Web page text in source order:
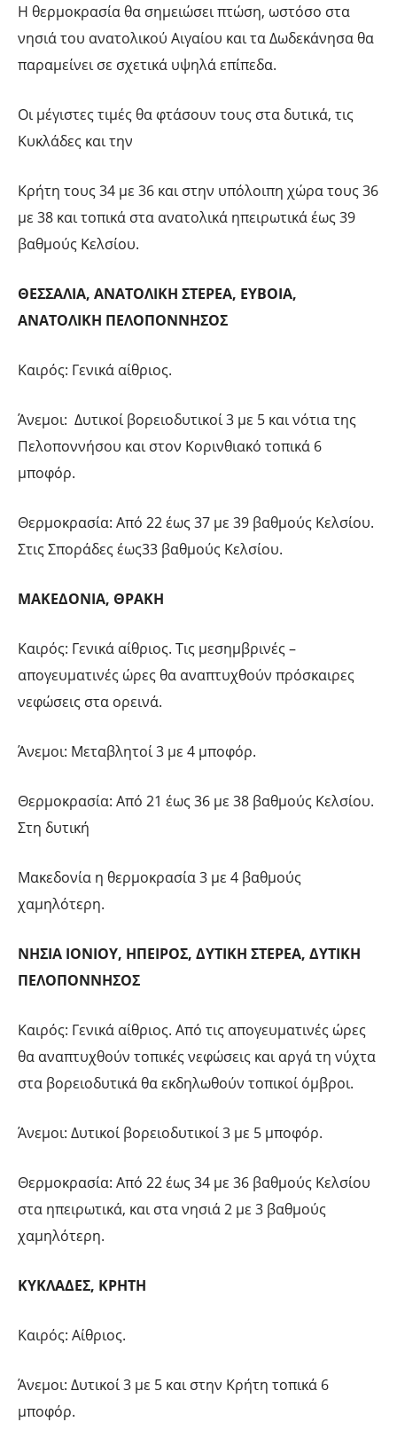
Η θερμοκρασία θα σημειώσει πτώση, ωστόσο στα
νησιά του ανατολικού Αιγαίου και τα Δωδεκάνησα θα
παραμείνει σε σχετικά υψηλά επίπεδα.
Οι μέγιστες τιμές θα φτάσουν τους στα δυτικά, τις
Κυκλάδες και την
Κρήτη τους 34 με 36 και στην υπόλοιπη χώρα τους 36
με 38 και τοπικά στα ανατολικά ηπειρωτικά έως 39
βαθμούς Κελσίου.
ΘΕΣΣΑΛΙΑ, ΑΝΑΤΟΛΙΚΗ ΣΤΕΡΕΑ, ΕΥΒΟΙΑ,
ΑΝΑΤΟΛΙΚΗ ΠΕΛΟΠΟΝΝΗΣΟΣ
Καιρός: Γενικά αίθριος.
Άνεμοι: Δυτικοί βορειοδυτικοί 3 με 5 και νότια της
Πελοποννήσου και στον Κορινθιακό τοπικά 6
μποφόρ.
Θερμοκρασία: Από 22 έως 37 με 39 βαθμούς Κελσίου.
Στις Σποράδες έως33 βαθμούς Κελσίου.
ΜΑΚΕΔΟΝΙΑ, ΘΡΑΚΗ
Καιρός: Γενικά αίθριος. Τις μεσημβρινές –
απογευματινές ώρες θα αναπτυχθούν πρόσκαιρες
νεφώσεις στα ορεινά.
Άνεμοι: Μεταβλητοί 3 με 4 μποφόρ.
Θερμοκρασία: Από 21 έως 36 με 38 βαθμούς Κελσίου.
Στη δυτική
Μακεδονία η θερμοκρασία 3 με 4 βαθμούς
χαμηλότερη.
ΝΗΣΙΑ ΙΟΝΙΟΥ, ΗΠΕΙΡΟΣ, ΔΥΤΙΚΗ ΣΤΕΡΕΑ, ΔΥΤΙΚΗ
ΠΕΛΟΠΟΝΝΗΣΟΣ
Καιρός: Γενικά αίθριος. Από τις απογευματινές ώρες
θα αναπτυχθούν τοπικές νεφώσεις και αργά τη νύχτα
στα βορειοδυτικά θα εκδηλωθούν τοπικοί όμβροι.
Άνεμοι: Δυτικοί βορειοδυτικοί 3 με 5 μποφόρ.
Θερμοκρασία: Από 22 έως 34 με 36 βαθμούς Κελσίου
στα ηπειρωτικά, και στα νησιά 2 με 3 βαθμούς
χαμηλότερη.
ΚΥΚΛΑΔΕΣ, ΚΡΗΤΗ
Καιρός: Αίθριος.
Άνεμοι: Δυτικοί 3 με 5 και στην Κρήτη τοπικά 6
μποφόρ.